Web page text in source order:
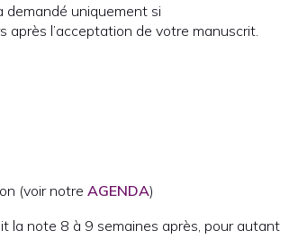
demandé uniquement si
l’acceptation de votre manuscrit.
(voir notre AGENDA)
la note 8 à 9 semaines après, pour autant